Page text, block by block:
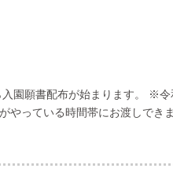
園願書配布が始まります。 ※令
やっている時間帯にお渡しで